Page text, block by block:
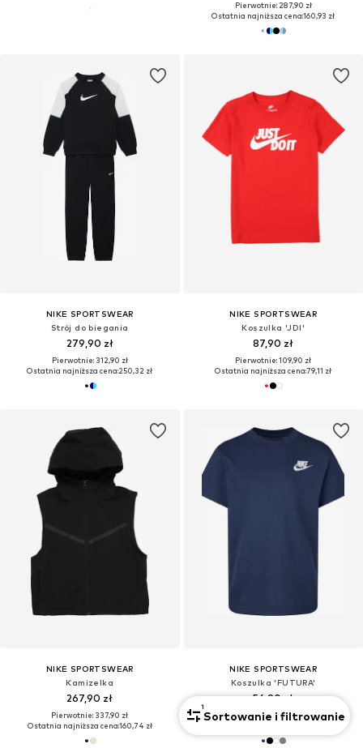
Pierwotnie: 287,90 zł
Ostatnia najniższa cena:160,93 zł
NIKE SPORTSWEAR
Strój do biegania
279,90 zł
Pierwotnie: 312,90 zł
Ostatnia najniższa cena:250,32 zł
NIKE SPORTSWEAR
Koszulka 'JDI'
87,90 zł
Pierwotnie: 109,90 zł
Ostatnia najniższa cena:79,11 zł
NIKE SPORTSWEAR
Kamizelka
267,90 zł
Pierwotnie: 337,90 zł
Ostatnia najniższa cena:160,74 zł
NIKE SPORTSWEAR
Koszulka 'FUTURA'
56,90 zł
Pierwotnie: 71,90 zł
1
Sortowanie i filtrowanie